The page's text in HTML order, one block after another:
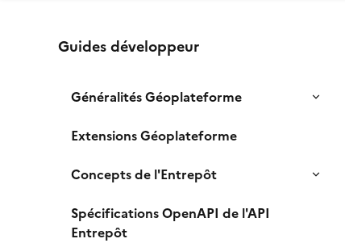
Guides développeur
Généralités Géoplateforme
Extensions Géoplateforme
Concepts de l'Entrepôt
Spécifications OpenAPI de l'API
Entrepôt